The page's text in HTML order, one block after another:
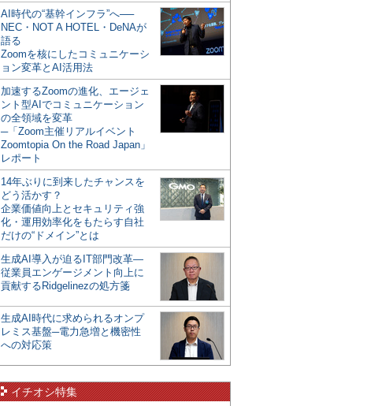
AI時代の“基幹インフラ”へ──
NEC・NOT A HOTEL・DeNAが
語る
Zoomを核にしたコミュニケーシ
ョン変革とAI活用法
加速するZoomの進化、エージェ
ント型AIでコミュニケーション
の全領域を変革
─「Zoom主催リアルイベント
Zoomtopia On the Road Japan」
レポート
14年ぶりに到来したチャンスを
どう活かす？
企業価値向上とセキュリティ強
化・運用効率化をもたらす自社
だけの“ドメイン”とは
生成AI導入が迫るIT部門改革―
従業員エンゲージメント向上に
貢献するRidgelinezの処方箋
生成AI時代に求められるオンプ
レミス基盤─電力急増と機密性
への対応策
イチオシ特集